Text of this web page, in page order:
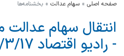
صفحه اصلی سهام عدالت بخشنامه‌ها
انتقال سهام عدالت
- رادیو اقتصاد 1399/3/17